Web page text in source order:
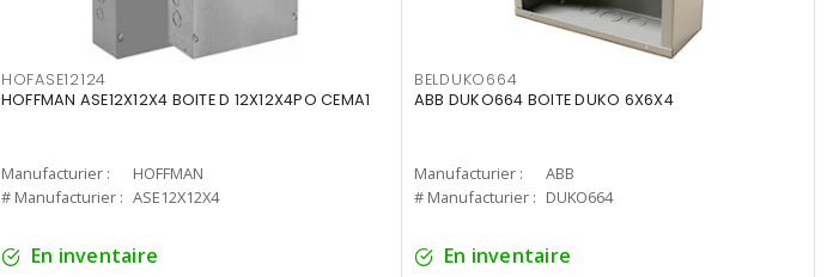
HOFASE12124
HOFFMAN ASE12X12X4 BOITE D 12X12X4PO CEMA1
Manufacturier :
HOFFMAN
# Manufacturier : ASE12X12X4
En inventaire
BELDUKO664
ABB DUKO664 BOITE DUKO 6X6X4
Manufacturier :
ABB
# Manufacturier : DUKO664
En inventaire